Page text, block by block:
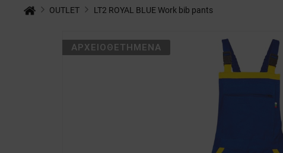
OUTLET LT2 ROYAL BLUE Work bib pants
ΑΡΧΕΙΟΘΕΤΗΜΈΝΑ